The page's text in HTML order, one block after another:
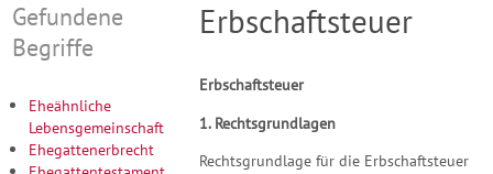
Gefundene
Begriffe
Eheähnliche
Lebensgemeinschaft
Ehegattenerbrecht
Erbschaftsteuer
Erbschaftsteuer
1. Rechtsgrundlagen
Rechtsgrundlage für die Erbschaftsteuer